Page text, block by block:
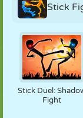
Stick
Stick Duel:
Fight